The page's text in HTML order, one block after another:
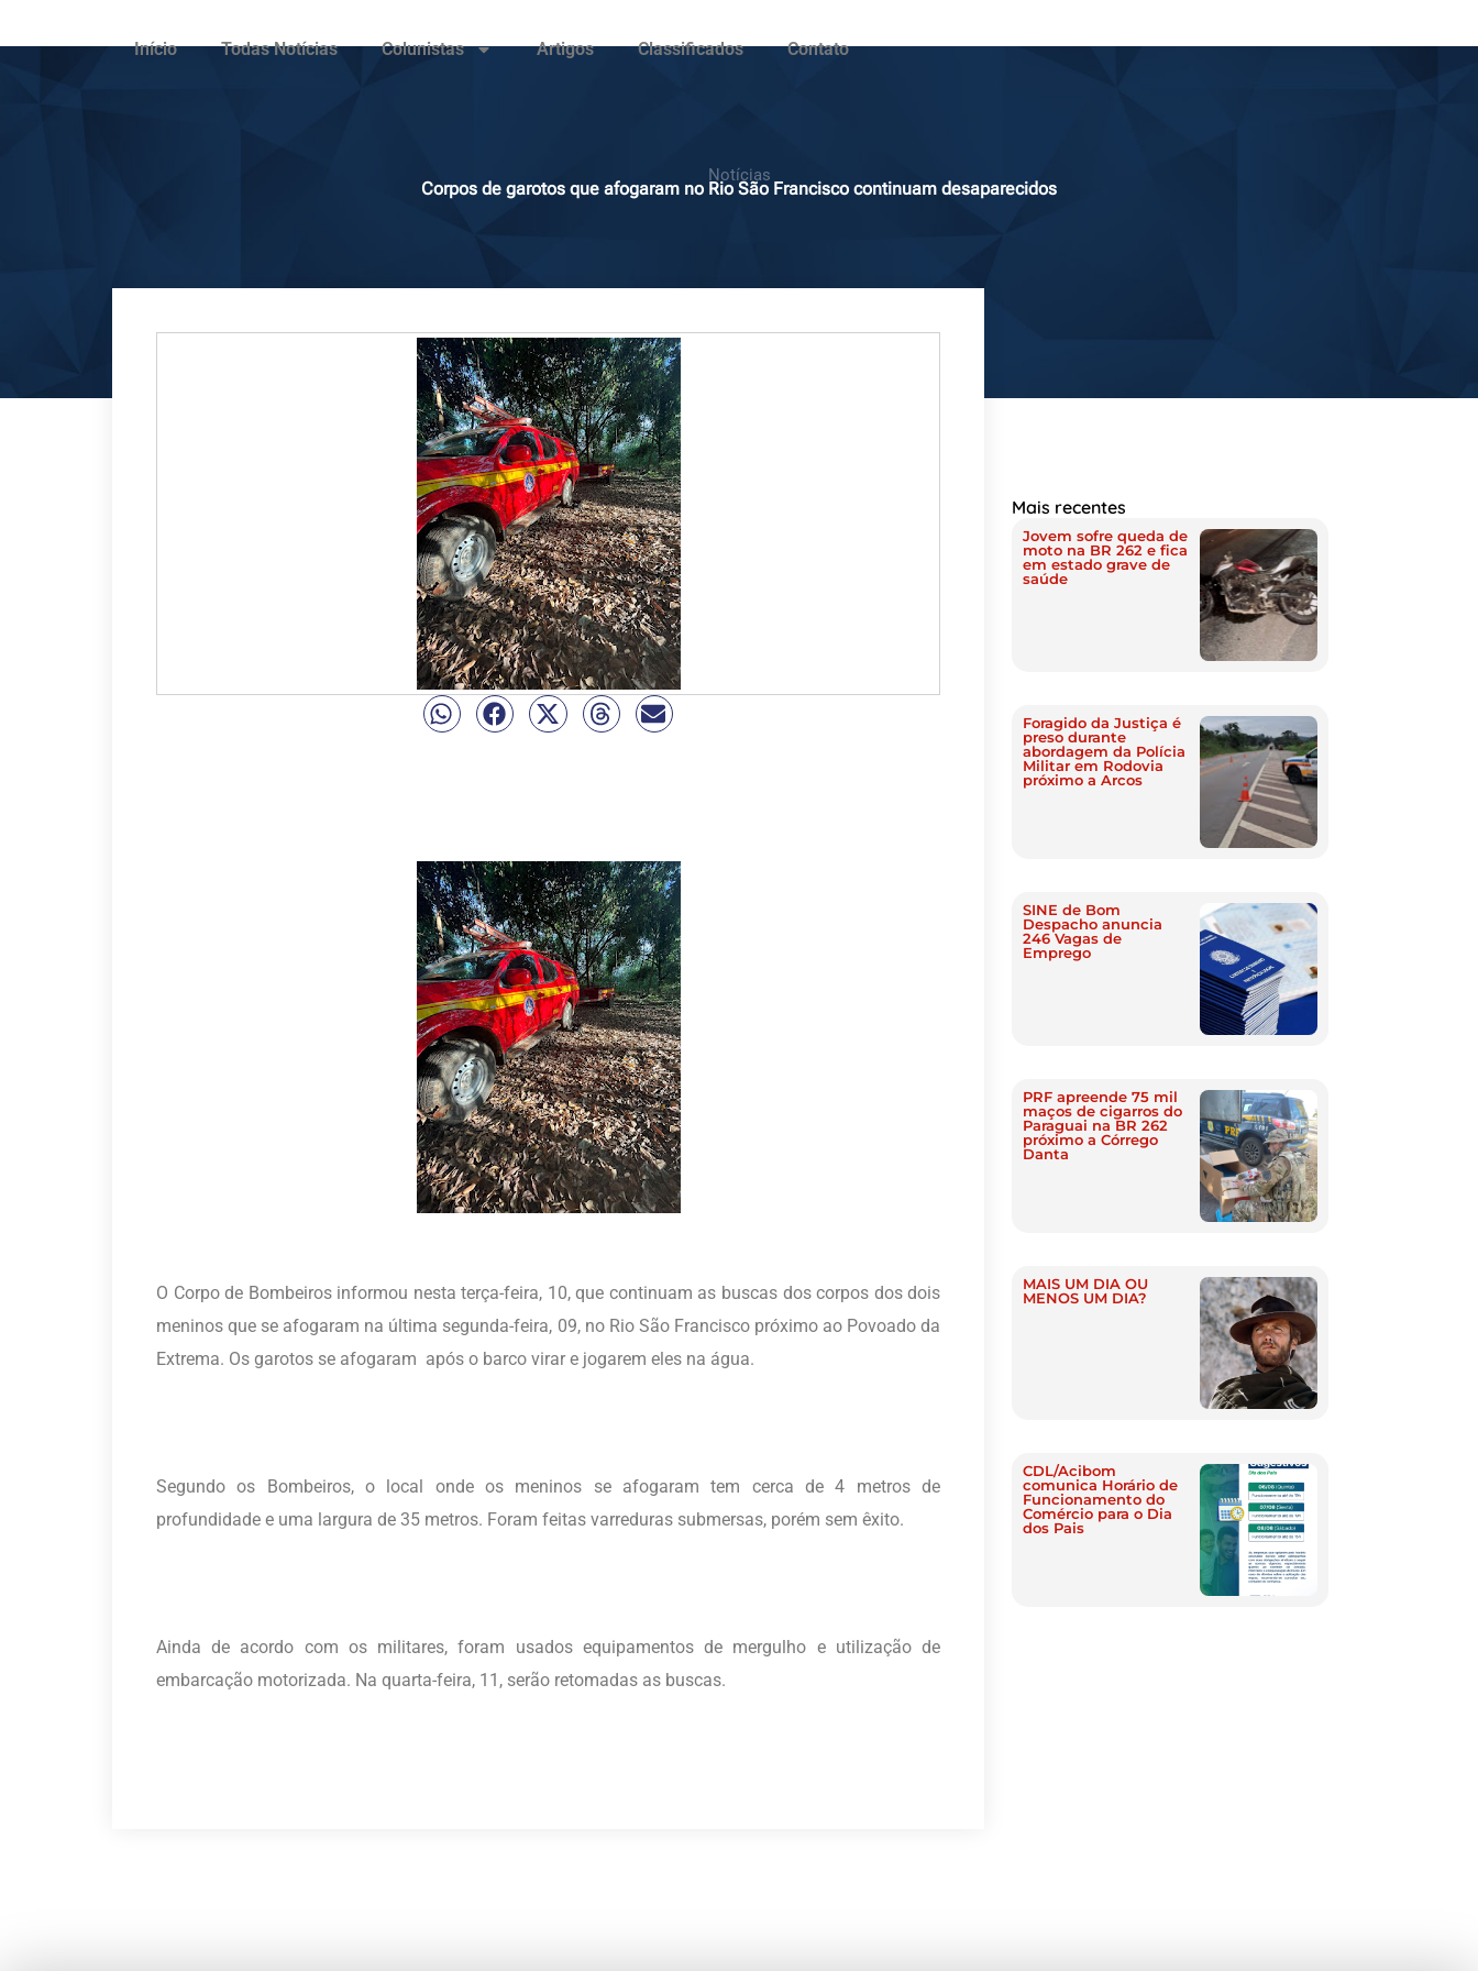
Início Todas Notícias Colunistas Artigos Classificados Contato
Notícias
Corpos de garotos que afogaram no Rio São Francisco continuam desaparecidos
O Corpo de Bombeiros informou nesta terça-feira, 10, que continuam as buscas dos corpos dos dois
meninos que se afogaram na última segunda-feira, 09, no Rio São Francisco próximo ao Povoado da
Extrema. Os garotos se afogaram após o barco virar e jogarem eles na água.
Segundo os Bombeiros, o local onde os meninos se afogaram tem cerca de 4 metros de
profundidade e uma largura de 35 metros. Foram feitas varreduras submersas, porém sem êxito.
Ainda de acordo com os militares, foram usados equipamentos de mergulho e utilização de
embarcação motorizada. Na quarta-feira, 11, serão retomadas as buscas.
Mais recentes
Jovem sofre queda de
moto na BR 262 e fica
em estado grave de
saúde
Foragido da Justiça é
preso durante
abordagem da Polícia
Militar em Rodovia
próximo a Arcos
SINE de Bom
Despacho anuncia
246 Vagas de
Emprego
PRF apreende 75 mil
maços de cigarros do
Paraguai na BR 262
próximo a Córrego
Danta
MAIS UM DIA OU
MENOS UM DIA?
CDL/Acibom
comunica Horário de
Funcionamento do
Comércio para o Dia
dos Pais